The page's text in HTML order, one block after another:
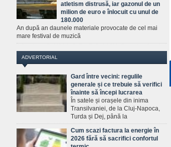
atletism distrusă, iar gazonul de un
milion de euro e înlocuit cu unul de
180.000
An după an daunele materiale provocate de cel mai
mare festival de muzică
ADVERTORIAL
Gard între vecini: regulile
generale și ce trebuie să verifici
înainte să începi lucrarea
În satele și orașele din inima
Transilvaniei, de la Cluj-Napoca,
Turda și Dej, până la
Cum scazi factura la energie în
2026 fără să sacrifici confortul